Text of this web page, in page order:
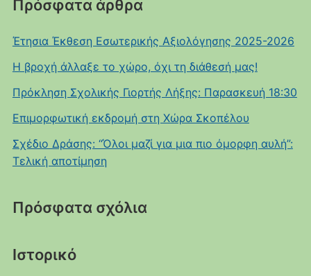
Πρόσφατα άρθρα
Έτησια Έκθεση Εσωτερικής Αξιολόγησης 2025-2026
Η βροχή άλλαξε το χώρο, όχι τη διάθεσή μας!
Πρόκληση Σχολικής Γιορτής Λήξης: Παρασκευή 18:30
Επιμορφωτική εκδρομή στη Χώρα Σκοπέλου
Σχέδιο Δράσης: “Όλοι μαζί για μια πιο όμορφη αυλή”:
Τελική αποτίμηση
Πρόσφατα σχόλια
Ιστορικό